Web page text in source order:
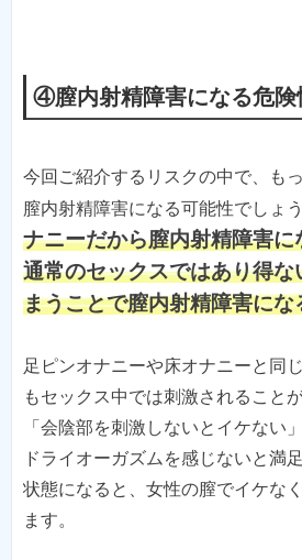
④膣内射精障害になる危険
今回ご紹介するリスクの中で、も
膣内射精障害になる可能性でしょ
ナニーだから膣内射精障害に
通常のセックスではあり得な
まうことで膣内射精障害にな
足ピンオナニーや床オナニーと同
もセックス中では刺激されること
「会陰部を刺激しないとイケない
ドライオーガズムを感じないと満
状態になると、女性の膣でイケな
ます。